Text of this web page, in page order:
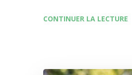
CONTINUER LA LECTURE